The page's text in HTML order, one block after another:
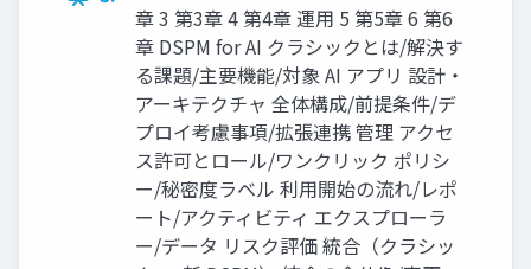
章 3 第3章 4 第4章 運用 5 第5章 6 第6
章 DSPM for AI クラシックとは/解決す
る課題/主要機能/対象 AI アプリ 設計・
アーキテクチャ 全体構成/前提条件/デ
プロイ考慮事項/拡張連携 管理 アクセ
ス許可とロール/ワンクリック ポリシ
ー/秘密度ラベル 利用開始の流れ/レポ
ート/アクティビティ エクスプローラ
ー/データ リスク評価 統合（クラシッ